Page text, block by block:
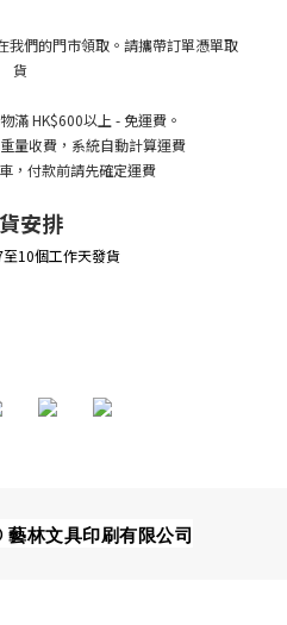
我們的門市領取。請攜帶訂單憑單取
貨
滿 HK$600以上 - 免運費。
量收費，系統自動計算運費
，付款前請先確定運費
安排
10個工作天發貨
藝林文具印刷有限公司